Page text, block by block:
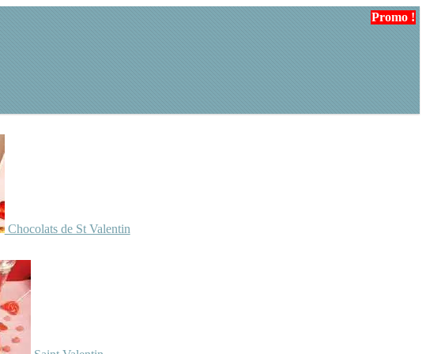
Chocolats de St Valentin
Promo !